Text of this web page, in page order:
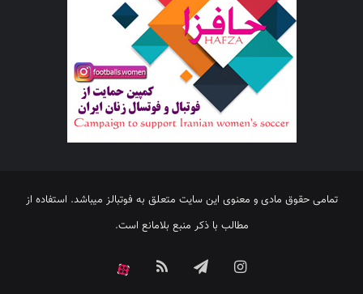
تمامی حقوق مادی و معنوی این سایت متعلق به فوتبالز میباشد. استفاده از
مطالب با ذکر منبع بلامانع است.
اینستاگرامتلگرام خوراک